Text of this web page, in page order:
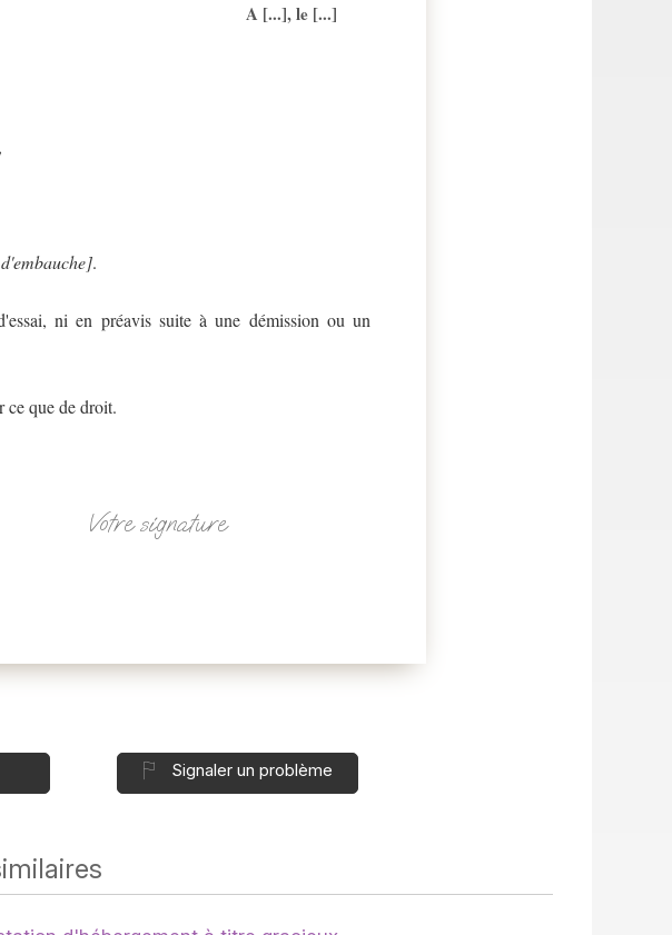
A [...], le [...]
,
.
ni en préavis suite à une démission ou un
ce que de droit.
Votre signature
Signaler un problème